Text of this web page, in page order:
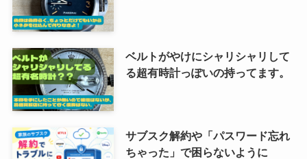
ベルトがやけにシャリシャリして
る超有時計っぽいの持ってます。
サブスク解約や「パスワード忘れ
ちゃった」で困らないように